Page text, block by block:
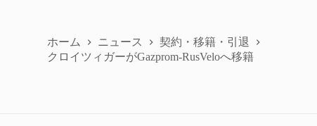
ホーム ニュース
契約・移籍・引退
クロイツィガーがGazprom-RusVeloへ移籍